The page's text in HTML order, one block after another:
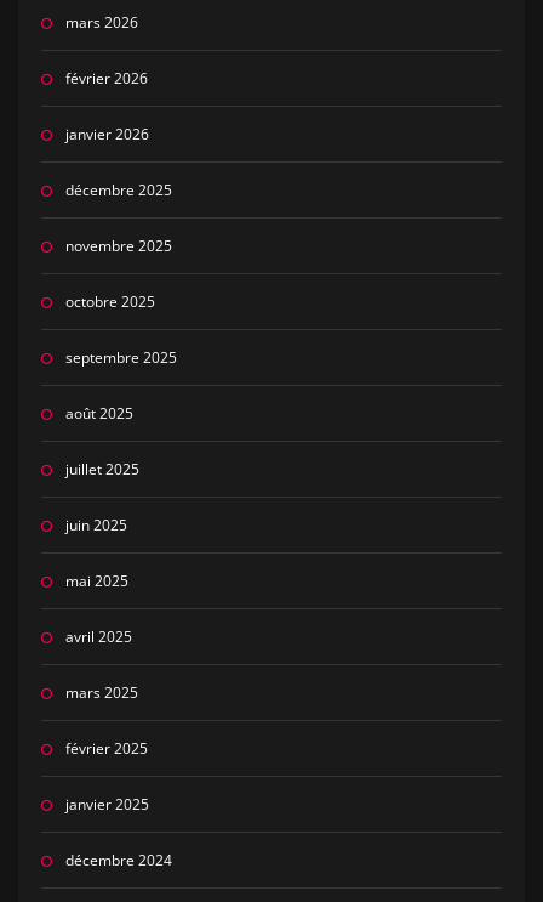
mars 2026
février 2026
janvier 2026
décembre 2025
novembre 2025
octobre 2025
septembre 2025
août 2025
juillet 2025
juin 2025
mai 2025
avril 2025
mars 2025
février 2025
janvier 2025
décembre 2024